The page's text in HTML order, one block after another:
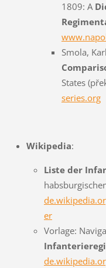
1809: A
Smola,
States
series.org
Wikipedia:
Liste der
er
Vorlage: